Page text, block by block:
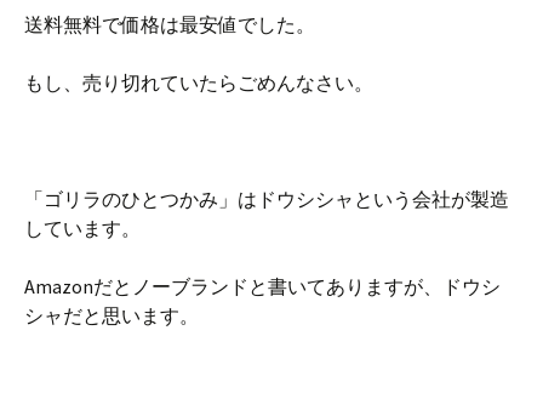
送料無料で価格は最安値でした。
もし、売り切れていたらごめんなさい。
「ゴリラのひとつかみ」はドウシシャという会社が製造
しています。
Amazonだとノーブランドと書いてありますが、ドウシ
シャだと思います。